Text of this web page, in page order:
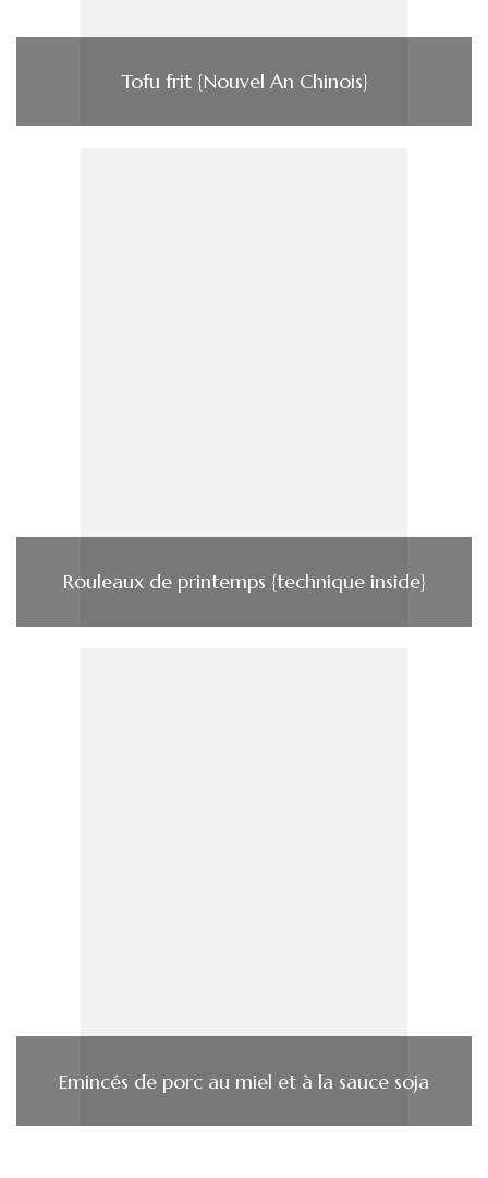
Tofu frit {Nouvel An Chinois}
Rouleaux de printemps {technique inside}
Emincés de porc au miel et à la sauce soja